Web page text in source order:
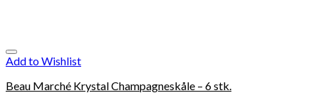
Add to Wishlist
Beau Marché Krystal Champagneskåle – 6 stk.